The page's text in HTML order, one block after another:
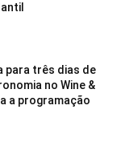
para três dias de
no Wine &
a programação